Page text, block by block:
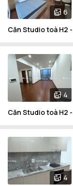
6
Căn Studio toà H2
4
Căn Studio toà H2
4